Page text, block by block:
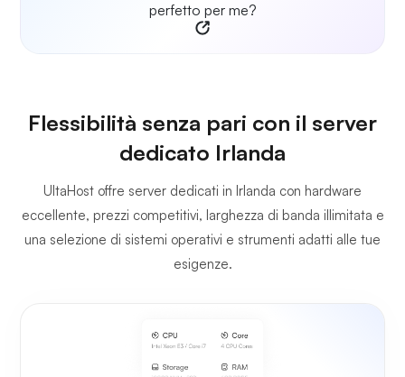
perfetto per me?
Flessibilità senza pari con il server
dedicato Irlanda
UltaHost offre server dedicati in Irlanda con hardware
eccellente, prezzi competitivi, larghezza di banda illimitata e
una selezione di sistemi operativi e strumenti adatti alle tue
esigenze.